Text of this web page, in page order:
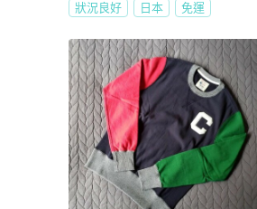
狀況良好 日本 免運